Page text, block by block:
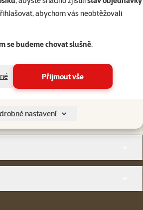
abychom vás neobtěžovali
se budeme chovat slušně.
Přijmout vše
nastavení
Po–Pá 7:00 – 18:00
206 prodejen